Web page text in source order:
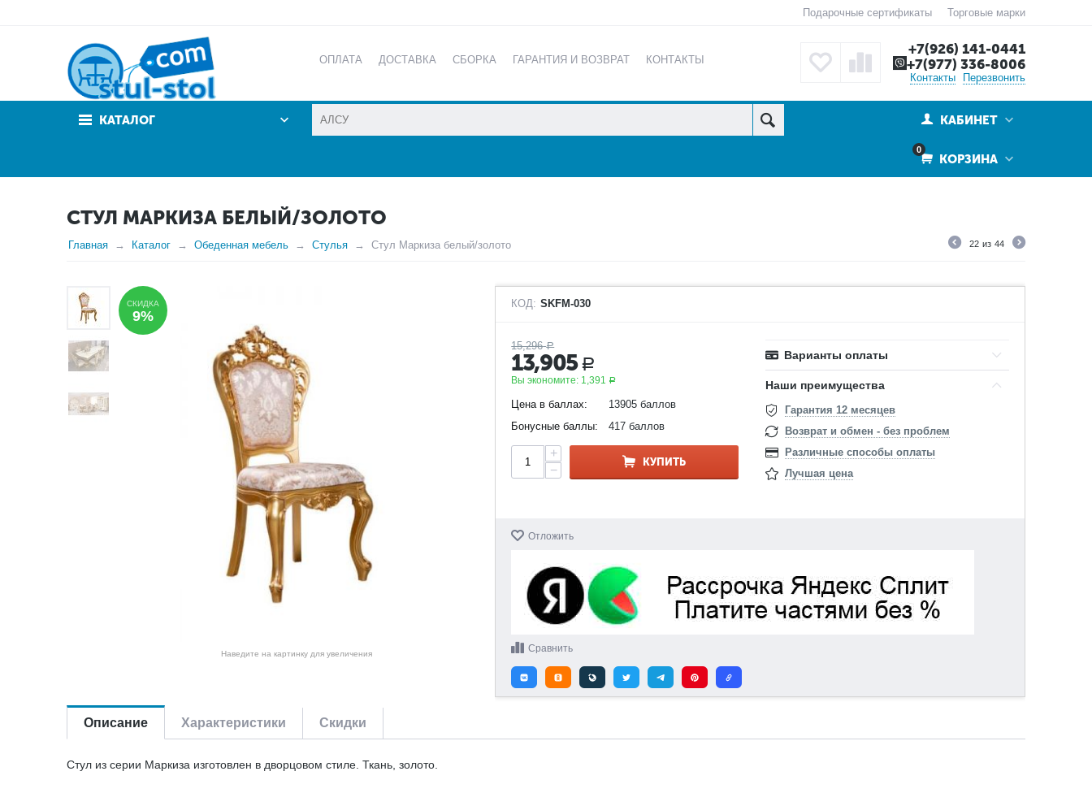
Подарочные сертификаты Торговые марки
ОПЛАТА ДОСТАВКА СБОРКА ГАРАНТИЯ И ВОЗВРАТ КОНТАКТЫ
+7(926) 141-0441
+7(977) 336-8006
Контакты Перезвонить
КАТАЛОГ КАБИНЕТ
0
КОРЗИНА
СТУЛ МАРКИЗА БЕЛЫЙ/ЗОЛОТО
Главная Каталог Обеденная мебель Стулья Стул Маркиза белый/золото 22 из 44
СКИДКА
9%
Наведите на картинку для увеличения
КОД: SKFM-030
15,296 Р
13,905 Р
Вы экономите: 1,391 Р
Цена в баллах:
13905 баллов
Бонусные баллы:
417 баллов
+
−
КУПИТЬ
Варианты оплаты
Наши преимущества
Гарантия 12 месяцев
Возврат и обмен - без проблем
Различные способы оплаты
Лучшая цена
Отложить
Сравнить
Описание Характеристики Скидки
Стул из серии Маркиза изготовлен в дворцовом стиле. Ткань, золото.